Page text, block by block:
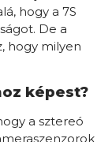
hogy a 7S
De a
hogy milyen
képest?
a sztereó